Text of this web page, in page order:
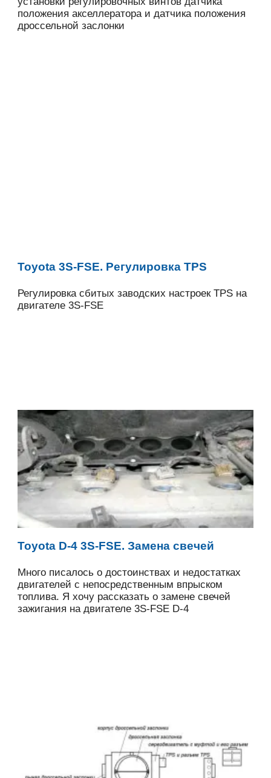
положения акселлератора и датчика положения
дроссельной заслонки
Toyota 3S-FSE. Регулировка TPS
Регулировка сбитых заводских настроек TPS на
двигателе 3S-FSE
Toyota D-4 3S-FSE. Замена свечей
Много писалось о достоинствах и недостатках
двигателей с непосредственным впрыском
топлива. Я хочу рассказать о замене свечей
зажигания на двигателе 3S-FSE D-4